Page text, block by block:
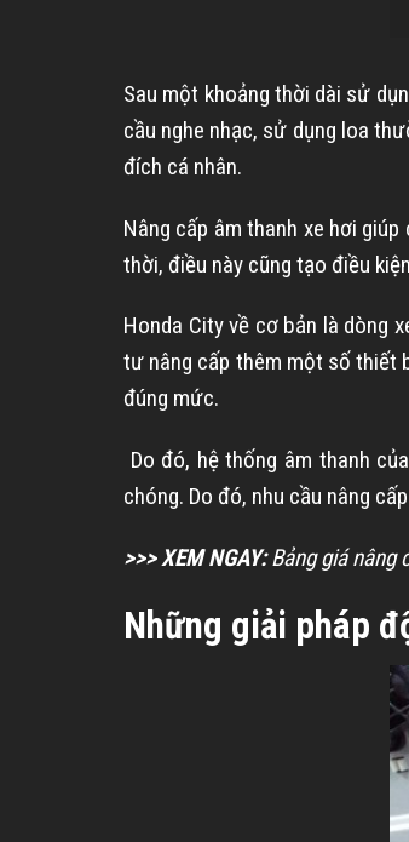
Sau một khoảng thời dài sử
cầu nghe nhạc, sử dụng loa
đích cá nhân.
Nâng cấp âm thanh xe hơi
thời, điều này cũng tạo điều
Honda City về cơ bản là dòng
tư nâng cấp thêm một số thiết
đúng mức.
Do đó, hệ thống âm thanh
chóng. Do đó, nhu cầu nâng
>>> XEM NGAY:Bảng giá nâng
Những giải pháp